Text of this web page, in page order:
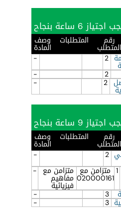
اجتياز 6 ساعة بنجاح
رقم
المتطلب
المتطلبات وصف
المادة
2
-
2
-
2
-
اجتياز 9 ساعة بنجاح
رقم
المتطلب
المتطلبات وصف
المادة
2
-
1 متزامن مع
020000161
متزامن مع
مفاهيم
فيزيائية
-
3
-
3
-